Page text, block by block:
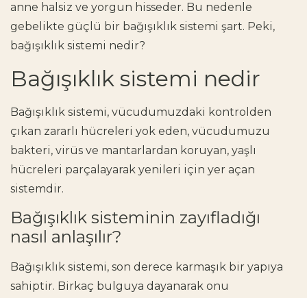
anne halsiz ve yorgun hisseder. Bu nedenle
gebelikte güçlü bir bağışıklık sistemi şart. Peki,
bağışıklık sistemi nedir?
Bağışıklık sistemi nedir
Bağışıklık sistemi, vücudumuzdaki kontrolden
çıkan zararlı hücreleri yok eden, vücudumuzu
bakteri, virüs ve mantarlardan koruyan, yaşlı
hücreleri parçalayarak yenileri için yer açan
sistemdir.
Bağışıklık sisteminin zayıfladığı
nasıl anlaşılır?
Bağışıklık sistemi, son derece karmaşık bir yapıya
sahiptir. Birkaç bulguya dayanarak onu